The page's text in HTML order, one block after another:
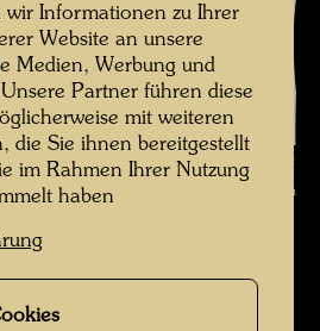
von Manfred Bockelmann , Fotograf:
Bockelmann © Manfred Bockelmann
in den 1970er-Jahren
wir Informationen zu Ihrer
Website an unsere
Medien, Werbung und
Partner führen diese
mit weiteren
die Sie ihnen bereitgestellt
im Rahmen Ihrer Nutzung
haben